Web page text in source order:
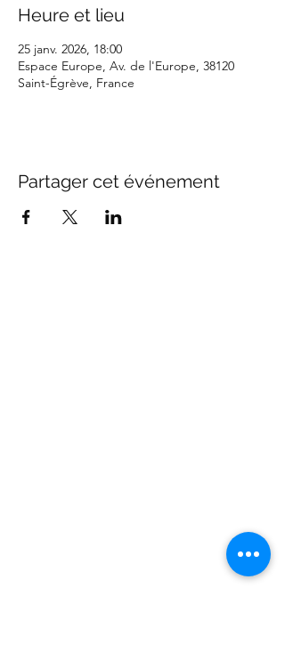
Heure et lieu
25 janv. 2026, 18:00
Espace Europe, Av. de l'Europe, 38120
Saint-Égrève, France
Partager cet événement